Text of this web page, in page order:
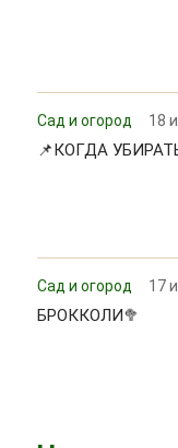
Сад и огород 18
📌КОГДА
Сад и огород 17
БРОККОЛИ🥦